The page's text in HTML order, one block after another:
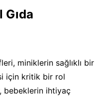
miniklerin sağlıklı bir
için kritik bir rol
bebeklerin ihtiyaç